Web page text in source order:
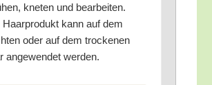
kne­ten und bear­bei­ten.
Haar­pro­dukt kann auf dem
oder auf dem tro­cke­nen
ange­wen­det werden.